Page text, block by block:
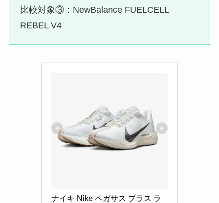
比較対象③：NewBalance FUELCELL
REBEL V4
ナイキ Nike ペガサス プラス ラ